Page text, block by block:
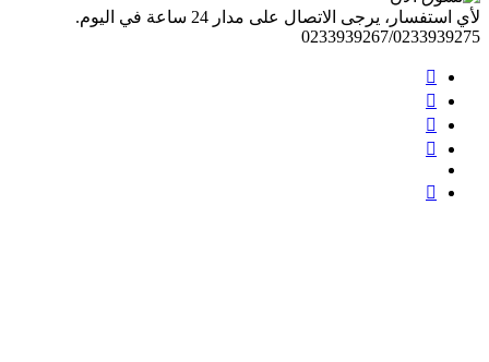
لأي استفسار، يرجى الاتصال على مدار 24 ساعة في اليوم.
0233939267/0233939275